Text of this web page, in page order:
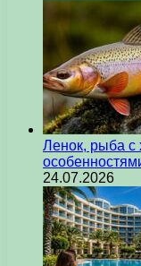
Ленок, рыба с
24.07.2026